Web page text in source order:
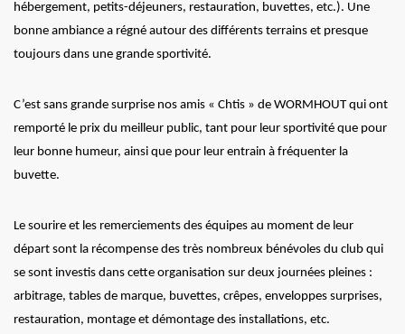
hébergement, petits-déjeuners, restauration, buvettes, etc.). Une
bonne ambiance a régné autour des différents terrains et presque
toujours dans une grande sportivité.
C’est sans grande surprise nos amis « Chtis » de WORMHOUT qui ont
remporté le prix du meilleur public, tant pour leur sportivité que pour
leur bonne humeur, ainsi que pour leur entrain à fréquenter la
buvette.
Le sourire et les remerciements des équipes au moment de leur
départ sont la récompense des très nombreux bénévoles du club qui
se sont investis dans cette organisation sur deux journées pleines :
arbitrage, tables de marque, buvettes, crêpes, enveloppes surprises,
restauration, montage et démontage des installations, etc.